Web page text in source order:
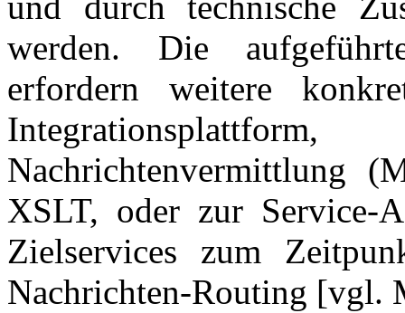
werden. Die
erfordern weitere
Nachrichtenvermittlung
XSLT, oder zur Service-
Zielservices zum
Nachrichten-Routing [vgl.